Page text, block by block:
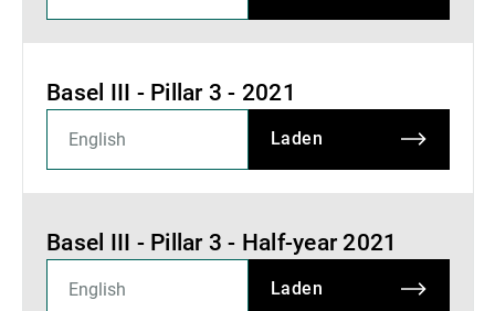
Basel III - Pillar 3 - 2021
Laden
Basel III - Pillar 3 - Half-year 2021
Laden